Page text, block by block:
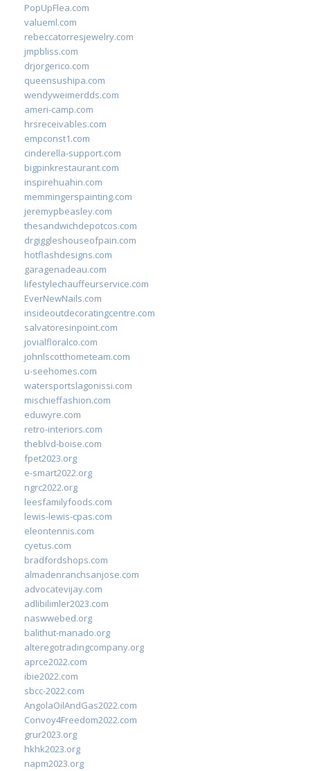
PopUpFlea.com
valueml.com
rebeccatorresjewelry.com
jmpbliss.com
drjorgerico.com
queensushipa.com
wendyweimerdds.com
ameri-camp.com
hrsreceivables.com
empconst1.com
cinderella-support.com
bigpinkrestaurant.com
inspirehuahin.com
memmingerspainting.com
jeremypbeasley.com
thesandwichdepotcos.com
drgiggleshouseofpain.com
hotflashdesigns.com
garagenadeau.com
lifestylechauffeurservice.com
EverNewNails.com
insideoutdecoratingcentre.com
salvatoresinpoint.com
jovialfloralco.com
johnlscotthometeam.com
u-seehomes.com
watersportslagonissi.com
mischieffashion.com
eduwyre.com
retro-interiors.com
theblvd-boise.com
fpet2023.org
e-smart2022.org
ngrc2022.org
leesfamilyfoods.com
lewis-lewis-cpas.com
eleontennis.com
cyetus.com
bradfordshops.com
almadenranchsanjose.com
advocatevijay.com
adlibilimler2023.com
naswwebed.org
balithut-manado.org
alteregotradingcompany.org
aprce2022.com
ibie2022.com
sbcc-2022.com
AngolaOilAndGas2022.com
Convoy4Freedom2022.com
grur2023.org
hkhk2023.org
napm2023.org